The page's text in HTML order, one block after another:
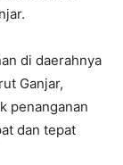
di daerahnya
Ganjar,
penanganan
dan tepat